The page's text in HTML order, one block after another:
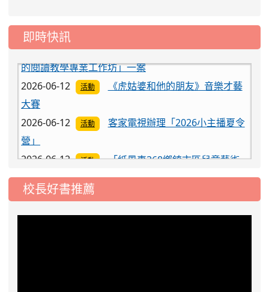
即時快訊
大賽
2026-06-12
活動
客家電視辦理「2026小主播夏令
營」
2026-06-12
活動
「紙風車368鄉鎮市區兒童藝術
工程－永續啟航」兒童戲劇
道故事徵文比賽、Ü好攝影徵件比賽及IUHOW薪傳參
與獎
2026-06-12
活動
轉知國立清華大學辦理「新世代
校長好書推薦